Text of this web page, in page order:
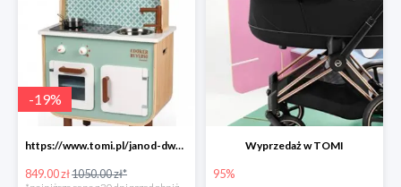
-19%
https://www.tomi.pl/janod-dwustronna-drewniana-kuchnia-z-pralka-2w1-z-dzwiekiem-swiatlem/
849.00 zł1050.00 zł*
Wyprzedaż w TOMI
95%